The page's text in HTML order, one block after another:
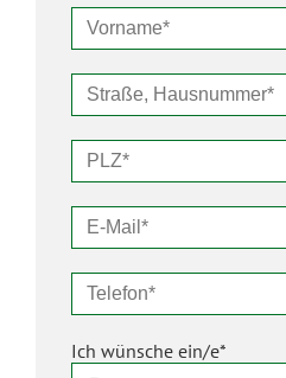
Ich wünsche ein/e*